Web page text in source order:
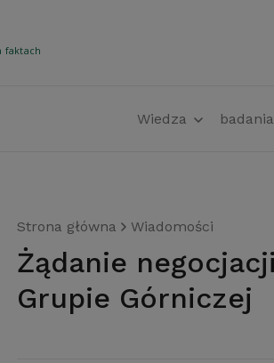
faktach
Wiedza badania
Strona główna Wiadomości
Żądanie negocjacji płacowych w Polskiej
Grupie Górniczej